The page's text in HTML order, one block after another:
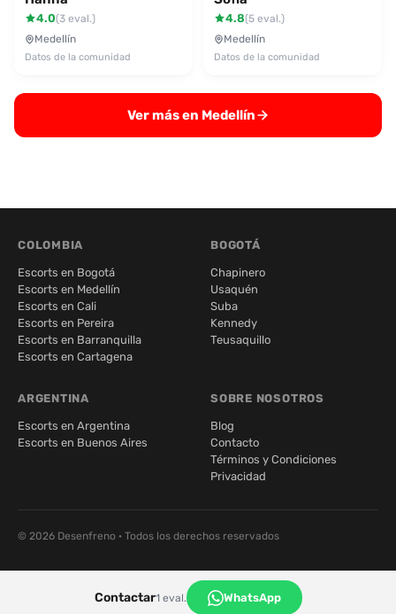
4.0(3 eval.)
Medellín
Datos de la comunidad
4.8(5 eval.)
Medellín
Datos de la comunidad
Ver más en Medellín
Contactar1 eval. WhatsApp
COLOMBIA
Escorts en Bogotá
Escorts en Medellín
Escorts en Cali
Escorts en Pereira
Escorts en Barranquilla
Escorts en Cartagena
BOGOTÁ
Chapinero
Usaquén
Suba
Kennedy
Teusaquillo
ARGENTINA
Escorts en Argentina
Escorts en Buenos Aires
SOBRE NOSOTROS
Blog
Contacto
Términos y Condiciones
Privacidad
© 2026 Desenfreno · Todos los derechos reservados